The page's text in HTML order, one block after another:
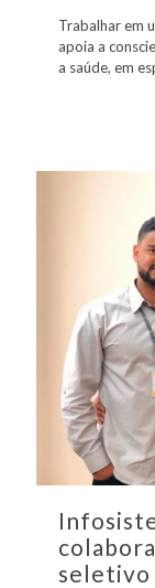
Trabalhar em
apoia a
a saúde, em
seletivo